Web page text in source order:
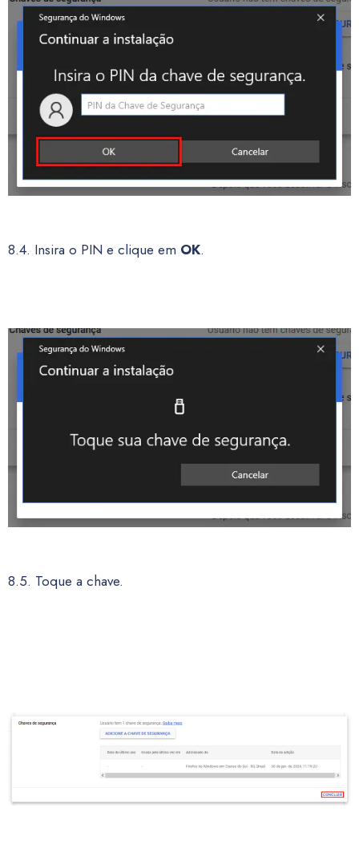
8.4. Insira o PIN e clique em OK.
8.5. Toque a chave.